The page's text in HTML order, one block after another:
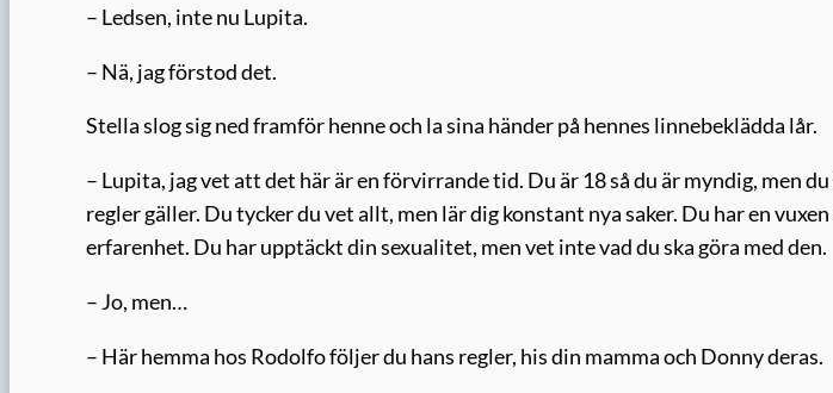
– Ledsen, inte nu Lupita.
– Nä, jag förstod det.
Stella slog sig ned framför henne och la sina händer på hennes linnebeklädda lår.
– Lupita, jag vet att det här är en förvirrande tid. Du är 18 så du är myndig, men
regler gäller. Du tycker du vet allt, men lär dig konstant nya saker. Du har en
erfarenhet. Du har upptäckt din sexualitet, men vet inte vad du ska göra med den.
– Jo, men…
– Här hemma hos Rodolfo följer du hans regler, his din mamma och Donny deras.